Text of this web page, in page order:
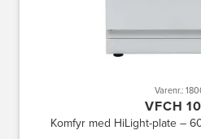
Varenr.:
VFCH
Komfyr med HiLight-plate –